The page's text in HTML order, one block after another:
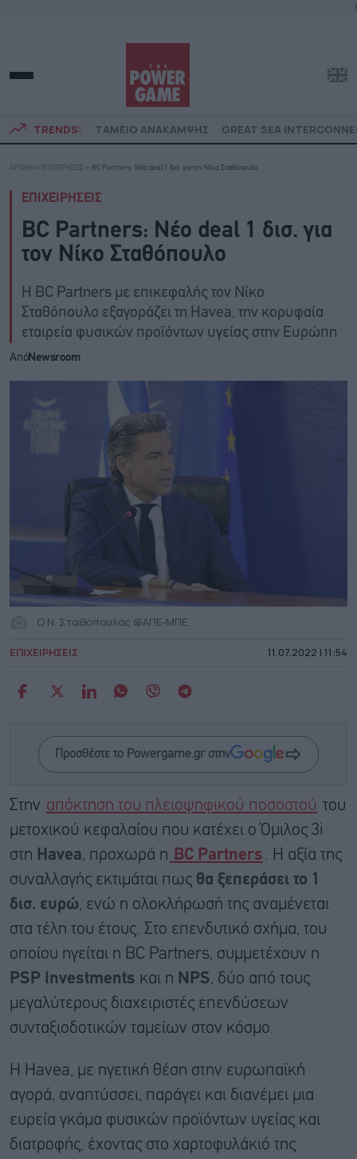
TRENDS: ΤΑΜΕΙΟ ΑΝΑΚΑΜΨΗΣ GREAT SEA
ΑΡΧΙΚΗ » ΕΠΙΧΕΙΡΗΣΕΙΣ » BC Partners: Νέο deal 1 δισ. για τον Νίκο Σταθόπουλο
ΕΠΙΧΕΙΡΗΣΕΙΣ
BC Partners: Νέο deal 1 δισ. για
τον Νίκο Σταθόπουλο
Η BC Partners με επικεφαλής τον Νίκο
Σταθόπουλο εξαγοράζει τη Havea, την κορυφαία
εταιρεία φυσικών προϊόντων υγείας στην Ευρώπη
ΑπόNewsroom
Ο Ν. Σταθόπουλος @ΑΠΕ-ΜΠΕ
ΕΠΙΧΕΙΡΗΣΕΙΣ 11.07.2022 | 11:54
Προσθέστε το Powergame.gr στην
Στην απόκτηση του πλειοψηφικού ποσοστού του
μετοχικού κεφαλαίου που κατέχει ο Όμιλος 3i
στη Havea , προχωρά η BC Partners . Η αξία της
συναλλαγής εκτιμάται πως θα ξεπεράσει το 1
δισ. ευρώ , ενώ η ολοκλήρωσή της αναμένεται
στα τέλη του έτους. Στο επενδυτικό σχήμα, του
οποίου ηγείται η BC Partners, συμμετέχουν η
PSP Investments και η NPS , δύο από τους
μεγαλύτερους διαχειριστές επενδύσεων
συνταξιοδοτικών ταμείων στον κόσμο.
Η Havea, με ηγετική θέση στην ευρωπαϊκή
αγορά, αναπτύσσει, παράγει και διανέμει μια
ευρεία γκάμα φυσικών προϊόντων υγείας και
διατροφής, έχοντας στο χαρτοφυλάκιό της